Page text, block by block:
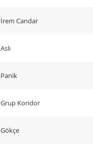
İrem Candar
Aslı
Panik
Grup Koridor
Gökçe